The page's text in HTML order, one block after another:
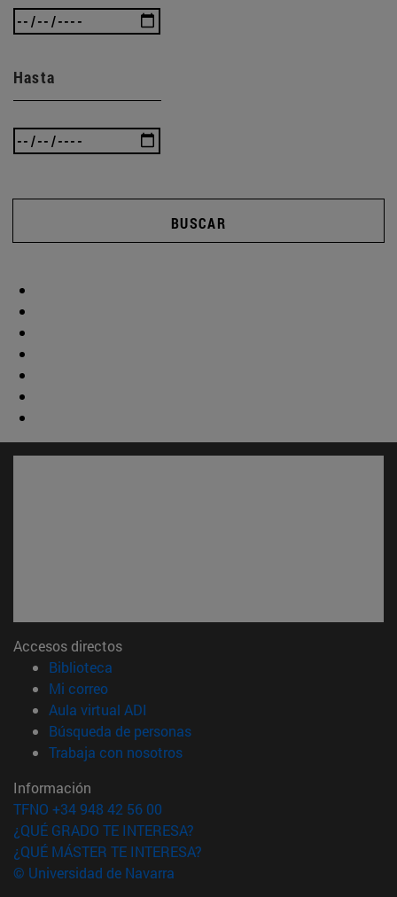
Hasta
BUSCAR
Accesos directos
Biblioteca
Mi correo(abre en nueva ventana)
Aula virtual ADI
Búsqueda de personas(abre en nueva ventana)
Trabaja con nosotros(abre en nueva ventana)
Información
TFNO +34 948 42 56 00
¿QUÉ GRADO TE INTERESA?
¿QUÉ MÁSTER TE INTERESA?
© Universidad de Navarra